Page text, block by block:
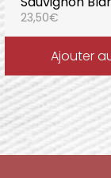
23,50€
Ajouter